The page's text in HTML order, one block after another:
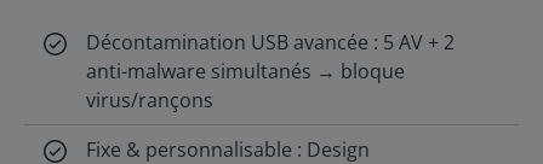
Décontamination USB avancée : 5 AV + 2
anti-malware simultanés → bloque
virus/rançons
Fixe & personnalisable : Design